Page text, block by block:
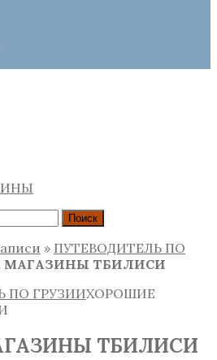
» ПУТЕВОДИТЕЛЬ ПО
МАГАЗИНЫ ТБИЛИСИ
ПО ГРУЗИИХОРОШИЕ
ТБИЛИСИ